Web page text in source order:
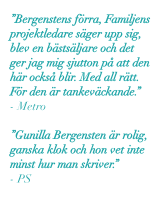
”Bergenstens förra, Familjens
projektledare säger upp sig,
blev en bästsäljare och det
ger jag mig sjutton på att den
här också blir. Med all rätt.
För den är tankeväckande.”
- Metro
”Gunilla Bergensten är rolig,
ganska klok och hon vet inte
minst hur man skriver.”
- PS